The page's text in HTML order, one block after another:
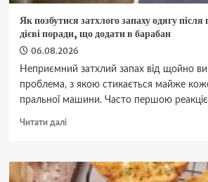
Як позбутися затхлого запаху одягу після
дієві поради, що додати в барабан
06.08.2026
Неприємний затхлий запах від щойно
проблема, з якою стикається майже
пральної машини. Часто першою
Читати даліДокладніше
позбутися
затхлого